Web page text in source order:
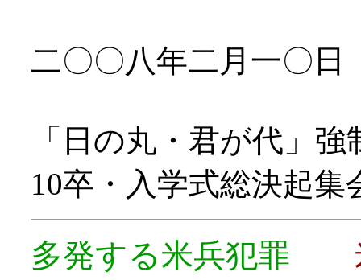
二〇〇八年二月一〇日
「日の丸・君が代」
10卒・入学式総決起集
多発する米兵犯罪